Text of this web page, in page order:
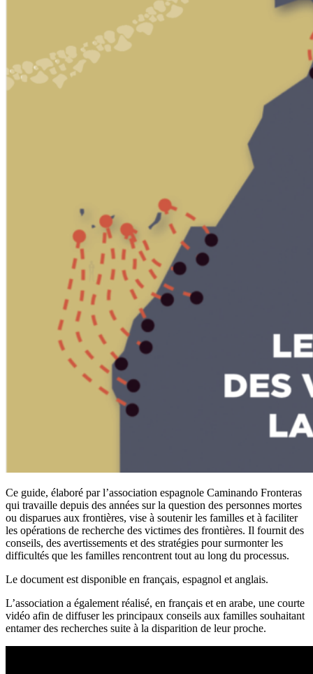
Ce guide, élaboré par l’association espagnole Caminando Fronteras
qui travaille depuis des années sur la question des personnes mortes
ou disparues aux frontières, vise à soutenir les familles et à faciliter
les opérations de recherche des victimes des frontières. Il fournit des
conseils, des avertissements et des stratégies pour surmonter les
difficultés que les familles rencontrent tout au long du processus.
Le document est disponible en français, espagnol et anglais.
L’association a également réalisé, en français et en arabe, une courte
vidéo afin de diffuser les principaux conseils aux familles souhaitant
entamer des recherches suite à la disparition de leur proche.